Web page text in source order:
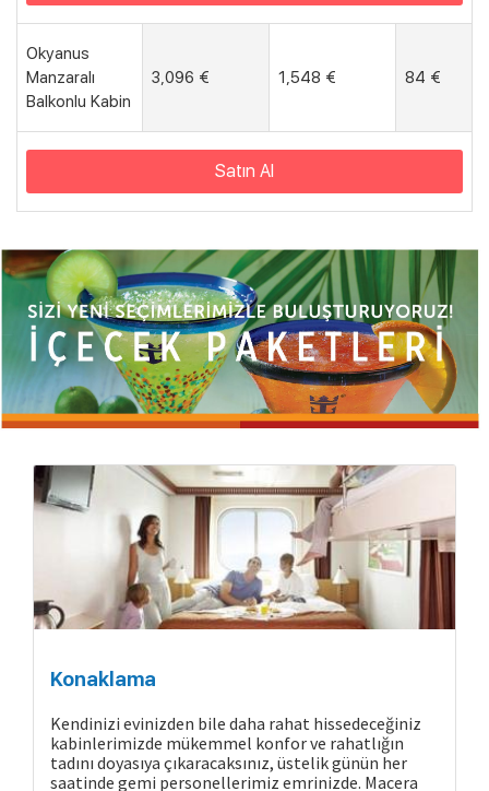
Okyanus
Manzaralı
Balkonlu Kabin
3,096 € 1,548 € 84 €
Satın Al
Konaklama
Kendinizi evinizden bile daha rahat hissedeceğiniz
kabinlerimizde mükemmel konfor ve rahatlığın
tadını doyasıya çıkaracaksınız, üstelik günün her
saatinde gemi personellerimiz emrinizde. Macera